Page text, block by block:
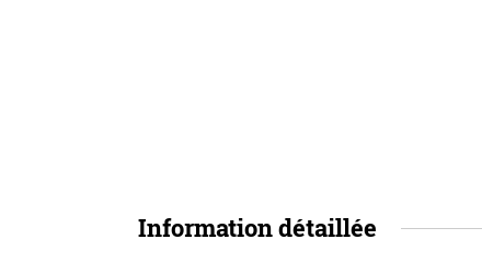
Information détaillée